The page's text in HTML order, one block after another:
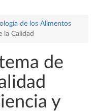
de los Alimentos
la Calidad
de
y